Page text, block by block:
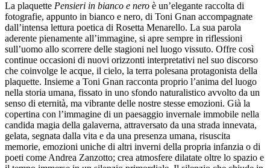
La plaquette Pensieri in bianco e nero è un’elegante raccolta di
fotografie, appunto in bianco e nero, di Toni Gnan accompagnate
dall’intensa lettura poetica di Rosetta Menarello. La sua parola
aderente pienamente all’immagine, si apre sempre in riflessioni
sull’uomo allo scorrere delle stagioni nel luogo vissuto. Offre così
continue occasioni di nuovi orizzonti interpretativi nel suo discorso
che coinvolge le acque, il cielo, la terra polesana protagonista della
plaquette. Insieme a Toni Gnan racconta proprio l’anima del luogo
nella storia umana, fissato in uno sfondo naturalistico avvolto da un
senso di eternità, ma vibrante delle nostre stesse emozioni. Già la
copertina con l’immagine di un paesaggio invernale immobile nella
candida magia della galaverna, attraversato da una strada innevata,
gelata, segnata dalla vita e da una presenza umana, risuscita
memorie, emozioni uniche di altri inverni della propria infanzia o di
poeti come Andrea Zanzotto; crea atmosfere dilatate oltre lo spazio e